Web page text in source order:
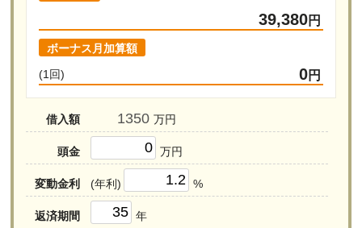
39,380円
ボーナス月加算額
(1回)
0円
借入額 万円
頭金 万円
変動金利 (年利) %
返済期間 年